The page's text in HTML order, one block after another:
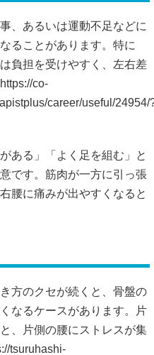
、あるいは運動不足などに
ることがあります。特に
負担を受けやすく、左右差
https://co-
career/useful/24954/
ある」「よく足を組む」と
です。筋肉が一方に引っ張
腰に痛みが出やすくなると
方のクセが続くと、骨盤の
なるケースがあります。片
、片側の腰にストレスが集
tsuruhashi-